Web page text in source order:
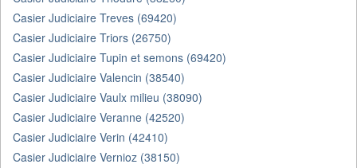
Casier Judiciaire Treves (69420)
Casier Judiciaire Triors (26750)
Casier Judiciaire Tupin et semons (69420)
Casier Judiciaire Valencin (38540)
Casier Judiciaire Vaulx milieu (38090)
Casier Judiciaire Veranne (42520)
Casier Judiciaire Verin (42410)
Casier Judiciaire Vernioz (38150)